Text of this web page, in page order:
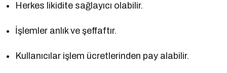
Herkes likidite sağlayıcı olabilir.
İşlemler anlık ve şeffaftır.
Kullanıcılar işlem ücretlerinden pay alabilir.